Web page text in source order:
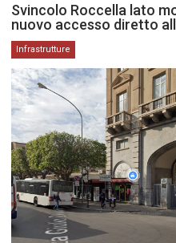
Svincolo Roccella lato
nuovo accesso diretto
Infrastrutture